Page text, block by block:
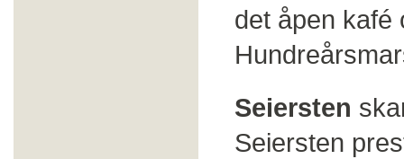
det åpen kafé
Seiersten
Seiersten